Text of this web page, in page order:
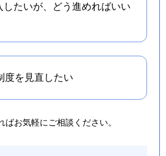
したいが、どう進めればいい
度を 見直したい
お気軽にご相談ください。